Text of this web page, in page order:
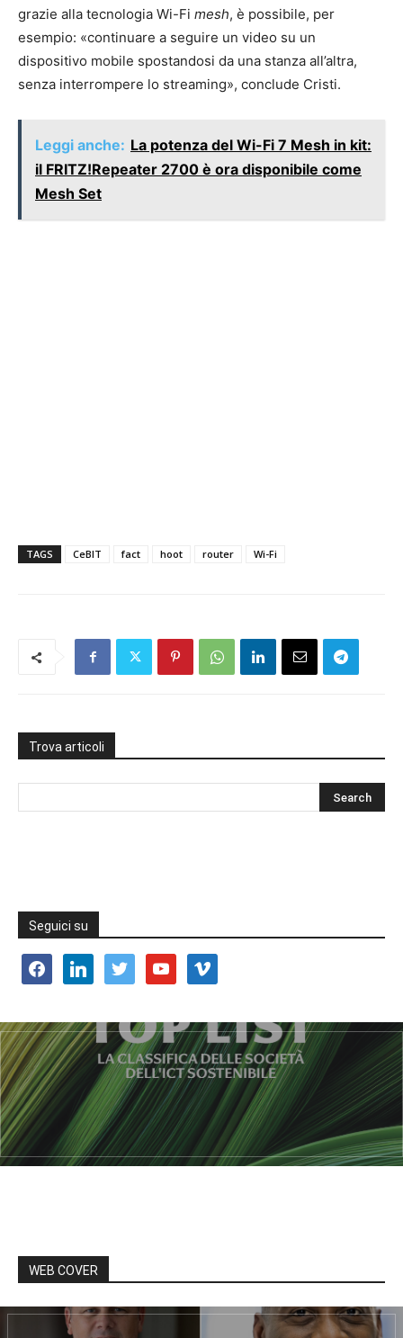
grazie alla tecnologia Wi-Fi mesh, è possibile, per
esempio: «continuare a seguire un video su un
dispositivo mobile spostandosi da una stanza all’altra,
senza interrompere lo streaming», conclude Cristi.
Leggi anche: La potenza del Wi-Fi 7 Mesh in kit:
il FRITZ!Repeater 2700 è ora disponibile come
Mesh Set
TAGS CeBIT fact hoot router Wi-Fi
Trova articoli
Seguici su
facebooklinkedin twitter youtube vimeo
WEB COVER